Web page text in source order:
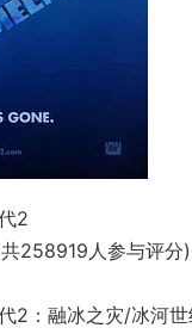
2
258919人参与评分)
融冰之灾/冰河世